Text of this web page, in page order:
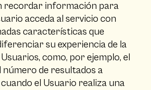
recordar información para
acceda al servicio con
características que
su experiencia de la
como, por ejemplo, el
número de resultados a
el Usuario realiza una